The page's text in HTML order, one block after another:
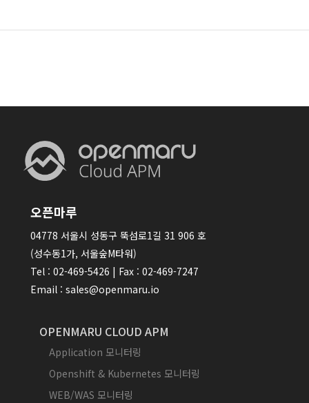
오픈마루
04778 서울시 성동구 뚝섬로1길 31 906 호
(성수동1가, 서울숲M타워)
Tel : 02-469-5426 | Fax : 02-469-7247
Email : sales@openmaru.io
OPENMARU CLOUD APM
Application 모니터링
Openshift & Kubernetes 모니터링
WEB/WAS 모니터링